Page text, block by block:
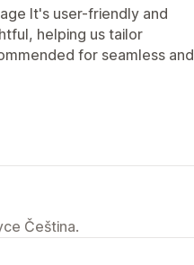
It's user-friendly and
helping us tailor
for seamless and
Čeština.